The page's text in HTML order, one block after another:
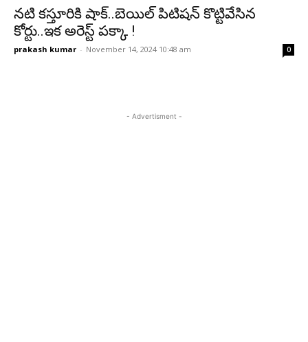
నటి కస్తూరికి షాక్..బెయిల్ పిటిషన్‌ కొట్టివేసిన
కోర్టు..ఇక అరెస్ట్‌ పక్కా !
prakash kumar - November 14, 2024 10:48 am 0
- Advertisment -